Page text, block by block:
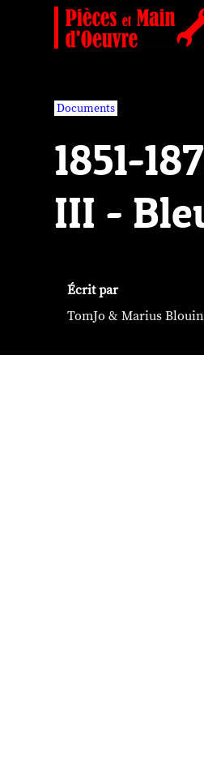
Documents
1851-
III -
Écrit par
TomJo & Marius Blouin